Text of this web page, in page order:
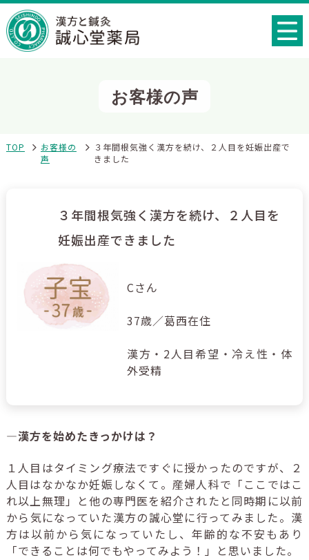
お客様の声
TOP
お客様の
声
３年間根気強く漢方を続け、２人目を妊娠出産で
きました
３年間根気強く漢方を続け、２人目を
妊娠出産できました
Cさん
37歳／葛西在住
漢方・2人目希望・冷え性・体
外受精
―漢方を始めたきっかけは？
１人目はタイミング療法ですぐに授かったのですが、２
人目はなかなか妊娠しなくて。産婦人科で「ここではこ
れ以上無理」と他の専門医を紹介されたと同時期に以前
から気になっていた漢方の誠心堂に行ってみました。漢
方は以前から気になっていたし、年齢的な不安もあり
「できることは何でもやってみよう！」と思いました。